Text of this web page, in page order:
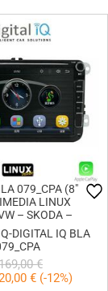
079_CPA (8"
LINUX
– SKODA –
2014
DIGITAL IQ BLA
€
€ (-12%)